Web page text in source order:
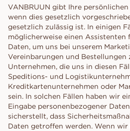
VANBRUUN gibt Ihre
wenn dies gesetzlich
gesetzlich zulässig ist. In einigen
möglicherweise einen Assistenten
Daten, um uns bei unserem
Vereinbarungen und Bestellungen
Unternehmen, die uns in diesen
Speditions- und
Kreditkartenunternehmen oder
sein. In solchen Fällen haben wir
Eingabe personenbezogener
sicherstellt, dass
Daten getroffen werden. Wenn